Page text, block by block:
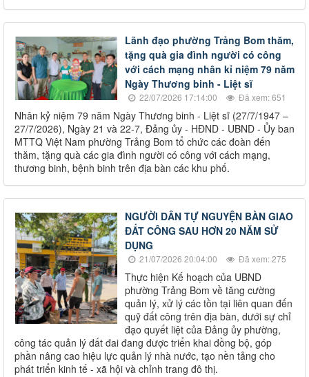
Lãnh đạo phường Trảng Bom thăm,
tặng quà gia đình người có công
với cách mạng nhân kỉ niệm 79 năm
Ngày Thương binh - Liệt sĩ
22/07/2026 17:14:00 Đã xem: 651
Nhân kỷ niệm 79 năm Ngày Thương binh - Liệt sĩ (27/7/1947 –
27/7/2026), Ngày 21 và 22-7, Đảng ủy - HĐND - UBND - Ủy ban
MTTQ Việt Nam phường Trảng Bom tổ chức các đoàn đến
thăm, tặng quà các gia đình người có công với cách mạng,
thương binh, bệnh binh trên địa bàn các khu phố.
NGƯỜI DÂN TỰ NGUYỆN BÀN GIAO
ĐẤT CÔNG SAU HƠN 20 NĂM SỬ
DỤNG
21/07/2026 20:04:00 Đã xem: 275
Thực hiện Kế hoạch của UBND
phường Trảng Bom về tăng cường
quản lý, xử lý các tồn tại liên quan đến
quỹ đất công trên địa bàn, dưới sự chỉ
đạo quyết liệt của Đảng ủy phường,
công tác quản lý đất đai đang được triển khai đồng bộ, góp
phần nâng cao hiệu lực quản lý nhà nước, tạo nền tảng cho
phát triển kinh tế - xã hội và chỉnh trang đô thị.